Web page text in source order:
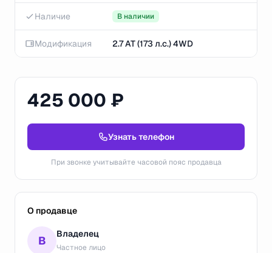
Наличие В наличии
Модификация 2.7 AT (173 л.с.) 4WD
425 000 ₽
Узнать телефон
При звонке учитывайте часовой пояс продавца
О продавце
В Владелец
Частное лицо